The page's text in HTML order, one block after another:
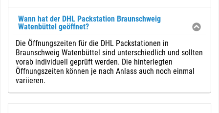
Wann hat der DHL Packstation Braunschweig
Watenbüttel geöffnet?
Die Öffnungszeiten für die DHL Packstationen in
Braunschweig Watenbüttel sind unterschiedlich und sollten
vorab individuell geprüft werden. Die hinterlegten
Öffnungszeiten können je nach Anlass auch noch einmal
variieren.